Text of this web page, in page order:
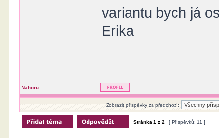
variantu bych já
Erika
Nahoru
Zobrazit příspěvky za předchozí:
Stránka1 z2 [ Příspěvků: 11 ]